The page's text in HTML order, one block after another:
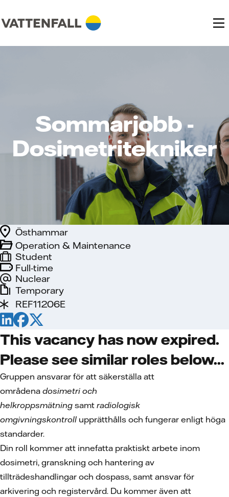
Sommarjobb -
Dosimetritekniker
Full-time
Nuclear
Östhammar
Student
Operation & Maintenance
Temporary
REF11206E
This vacancy has now expired.
Please see similar roles below...
Gruppen ansvarar för att säkerställa att
områdena dosimetri och
helkroppsmätning samt radiologisk
omgivningskontroll upprätthålls och fungerar enligt höga
standarder.
Din roll kommer att innefatta praktiskt arbete inom
dosimetri, granskning och hantering av
tillträdeshandlingar och dospass, samt ansvar för
arkivering och registervård. Du kommer även att